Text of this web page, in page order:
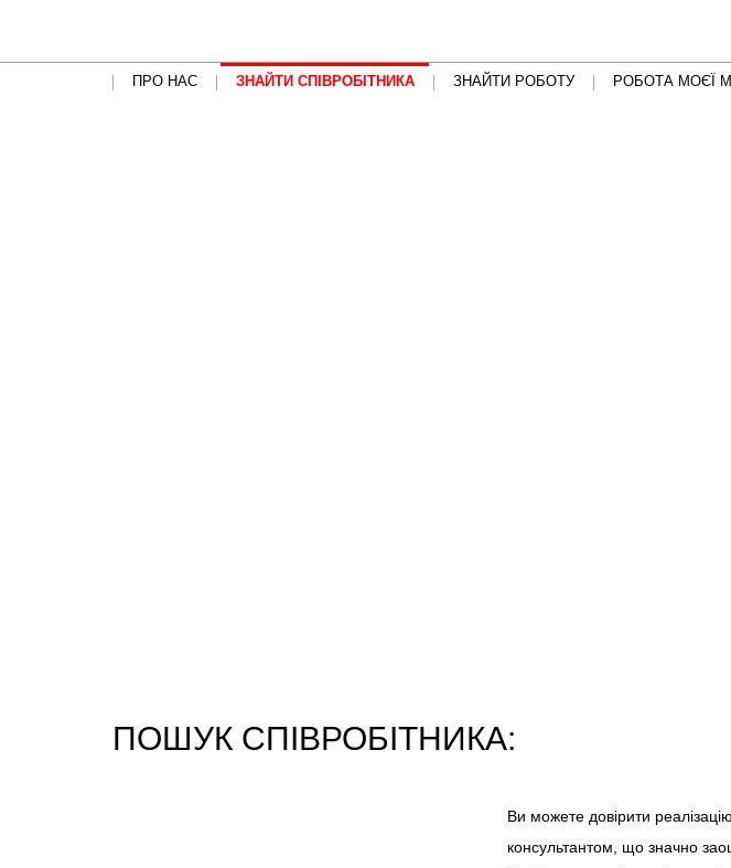
ПРО НАС ЗНАЙТИ СПІВРОБІТНИКА ЗНАЙТИ РОБОТУ РОБОТА МОЄЇ
ПОШУК СПІВРОБІТНИКА:
Ви можете довірити
консультантом, що значно